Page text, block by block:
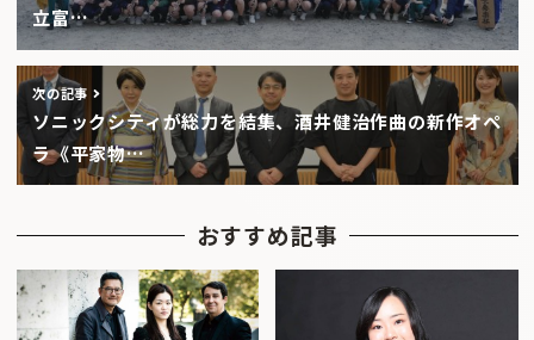
立富…
次の記事
ソニックシティが総力を結集、酒井健治作曲の新作オペ
ラ《平家物…
おすすめ記事